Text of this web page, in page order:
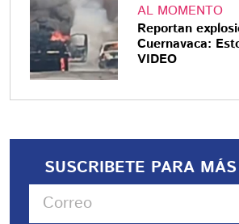
AL MOMENTO
Reportan
Cuernavaca:
VIDEO
SUSCRIBETE PARA